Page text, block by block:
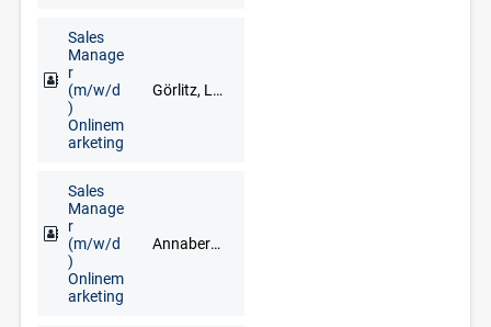
Sales
Manage
r
(m/w/d
)
Onlinem
arketing
Görlitz, Löbau, Zittau
Sales
Manage
r
(m/w/d
)
Onlinem
arketing
Annaberg-Buchholz, Marienberg, Schwarzenberg/Erzgebirge